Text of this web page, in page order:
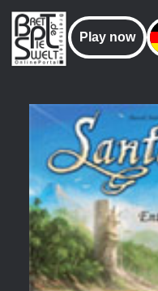
Play now